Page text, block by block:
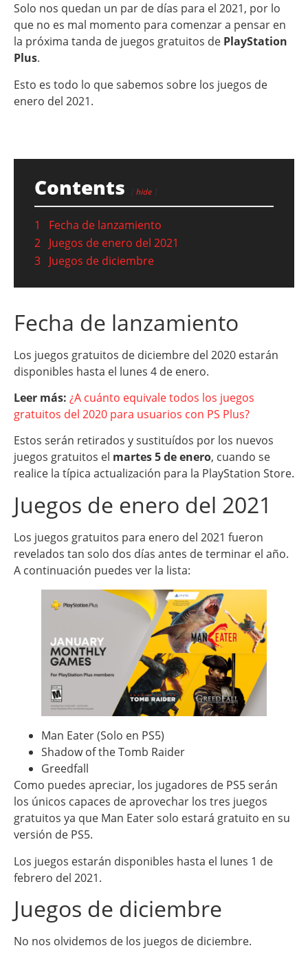
Solo nos quedan un par de días para el 2021, por lo
que no es mal momento para comenzar a pensar en
la próxima tanda de juegos gratuitos de PlayStation
Plus.
Esto es todo lo que sabemos sobre los juegos de
enero del 2021.
Contents hide
1
Fecha de lanzamiento
2 Juegos de enero del 2021
3 Juegos de diciembre
Fecha de lanzamiento
Los juegos gratuitos de diciembre del 2020 estarán
disponibles hasta el lunes 4 de enero.
Leer más: ¿A cuánto equivale todos los juegos
gratuitos del 2020 para usuarios con PS Plus?
Estos serán retirados y sustituídos por los nuevos
juegos gratuitos el martes 5 de enero, cuando se
realice la típica actualización para la PlayStation Store.
Juegos de enero del 2021
Los juegos gratuitos para enero del 2021 fueron
revelados tan solo dos días antes de terminar el año.
A continuación puedes ver la lista:
Man Eater (Solo en PS5)
Shadow of the Tomb Raider
Greedfall
Como puedes apreciar, los jugadores de PS5 serán
los únicos capaces de aprovechar los tres juegos
gratuitos ya que Man Eater solo estará gratuito en su
versión de PS5.
Los juegos estarán disponibles hasta el lunes 1 de
febrero del 2021.
Juegos de diciembre
No nos olvidemos de los juegos de diciembre.